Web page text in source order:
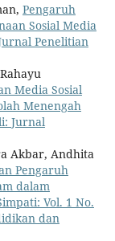
Pengaruh
Sosial Media
Penelitian
Media Sosial
Menengah
Jurnal
Akbar, Andhita
Pengaruh
dalam
Vol. 1 No.
dan